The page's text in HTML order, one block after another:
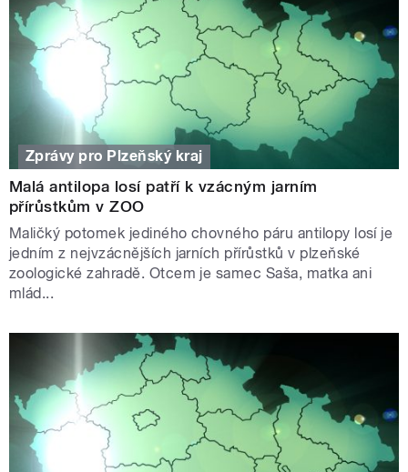
Zprávy pro Plzeňský kraj
Malá antilopa losí patří k vzácným jarním
přírůstkům v ZOO
Maličký potomek jediného chovného páru antilopy losí je
jedním z nejvzácnějších jarních přírůstků v plzeňské
zoologické zahradě. Otcem je samec Saša, matka ani
mlád...